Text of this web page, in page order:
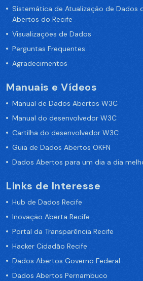
Sistemática de Atualização de Dados
Abertos do Recife
Visualizações de Dados
Perguntas Frequentes
Agradecimentos
Manuais e Vídeos
Manual de Dados Abertos W3C
Manual do desenvolvedor W3C
Cartilha do desenvolvedor W3C
Guia de Dados Abertos OKFN
Dados Abertos para um dia a dia
Links de Interesse
Hub de Dados Recife
Inovação Aberta Recife
Portal da Transparência Recife
Hacker Cidadão Recife
Dados Abertos Governo Federal
Dados Abertos Pernambuco